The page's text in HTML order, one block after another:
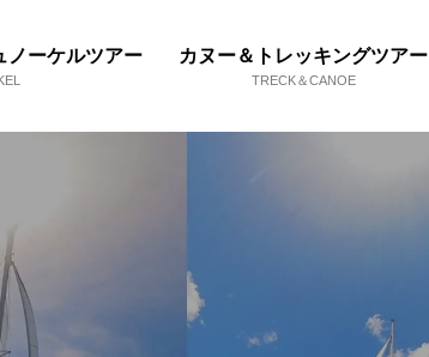
ノーケルツアー カヌー＆トレッキングツアー
TRECK＆CANOE